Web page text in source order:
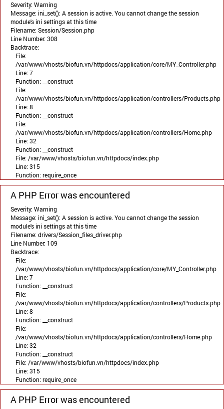
Severity: Warning
Message: ini_set(): A session is active. You cannot change the session
module's ini settings at this time
Filename: Session/Session.php
Line Number: 308
Backtrace:
File:
/var/www/vhosts/biofun.vn/httpdocs/application/core/MY_Controller.php
Line: 7
Function: __construct
File:
/var/www/vhosts/biofun.vn/httpdocs/application/controllers/Products.php
Line: 8
Function: __construct
File:
/var/www/vhosts/biofun.vn/httpdocs/application/controllers/Home.php
Line: 32
Function: __construct
File: /var/www/vhosts/biofun.vn/httpdocs/index.php
Line: 315
Function: require_once
A PHP Error was encountered
Severity: Warning
Message: ini_set(): A session is active. You cannot change the session
module's ini settings at this time
Filename: drivers/Session_files_driver.php
Line Number: 109
Backtrace:
File:
/var/www/vhosts/biofun.vn/httpdocs/application/core/MY_Controller.php
Line: 7
Function: __construct
File:
/var/www/vhosts/biofun.vn/httpdocs/application/controllers/Products.php
Line: 8
Function: __construct
File:
/var/www/vhosts/biofun.vn/httpdocs/application/controllers/Home.php
Line: 32
Function: __construct
File: /var/www/vhosts/biofun.vn/httpdocs/index.php
Line: 315
Function: require_once
A PHP Error was encountered